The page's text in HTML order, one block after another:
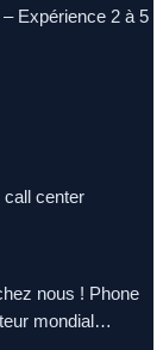
Expérience 2 à 5
call center
nous ! Phone
mondial…